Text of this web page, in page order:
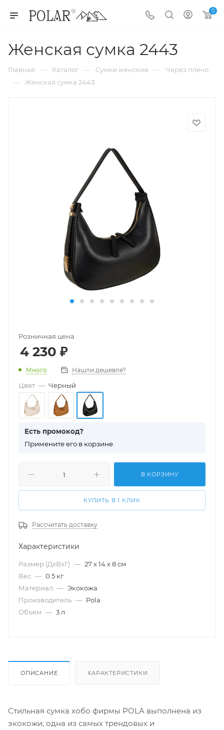
0
Женская сумка 2443
Главная — Каталог — Сумки женские — Через плечо
— Женская сумка 2443
Розничная цена
4 230 ₽
Много Нашли дешевле?
Цвет — Черный
Есть промокод?
Примените его в корзине
В КОРЗИНУ
КУПИТЬ В 1 КЛИК
Рассчитать доставку
Характеристики
Размер (ДхВхГ) — 27 х 14 х 8 см
Вес — 0.5 кг
Материал — Экокожа
Производитель — Pola
Объем — 3 л
ОПИСАНИЕ ХАРАКТЕРИСТИКИ
Стильная сумка хобо фирмы POLA выполнена из
экокожи, одна из самых трендовых и